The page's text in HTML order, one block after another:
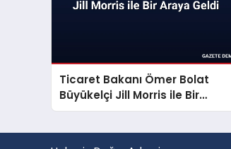
Ticaret Bakanı Ömer Bolat
Büyükelçi Jill Morris ile Bir
Araya Geldi